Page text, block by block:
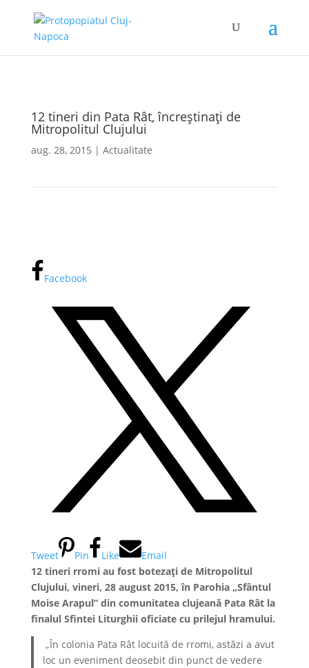
12 tineri din Pata Rât, încreștinați de
Mitropolitul Clujului
aug. 28, 2015 | Actualitate
Facebook
Tweet Pin Like
Email
12 tineri rromi au fost botezați de Mitropolitul
Clujului, vineri, 28 august 2015, în Parohia „Sfântul
Moise Arapul” din comunitatea clujeană Pata Rât la
finalul Sfintei Liturghii oficiate cu prilejul hramului.
„În colonia Pata Rât locuită de rromi, astăzi a avut
loc un eveniment deosebit din punct de vedere